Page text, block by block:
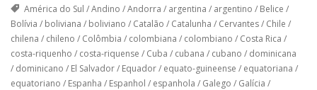
América do Sul /Andino /Andorra / argentina / argentino / Belice /
Bolívia / boliviana / boliviano / Catalão / Catalunha / Cervantes/ Chile /
chilena / chileno / Colômbia / colombiana / colombiano / Costa Rica /
costa-riquenho / costa-riquense / Cuba / cubana / cubano / dominicana
/ dominicano / El Salvador/ Equador/ equato-guineense / equatoriana /
equatoriano / Espanha / Espanhol / espanhola / Galego / Galícia /